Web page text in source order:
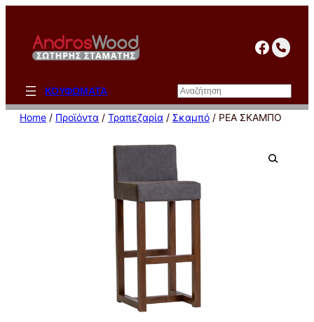
περιεχόμενο
ΚΟΥΦΩΜΑΤΑ Αναζήτηση
Home / Προϊόντα / Τραπεζαρία / Σκαμπό / ΡΕΑ ΣΚΑΜΠΟ